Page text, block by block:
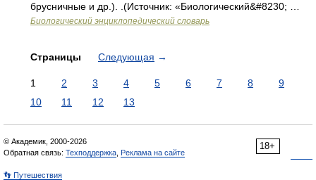
брусничные и др.). .(Источник: «Биологический&#8230; …
Биологический энциклопедический словарь
Страницы Следующая →
1 2 3 4 5 6 7 8
9
10
11 12 13
18+
© Академик, 2000-2026
Обратная связь: Техподдержка Реклама на сайте
👣 Путешествия